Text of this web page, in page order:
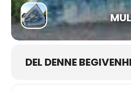
DEL DENNE